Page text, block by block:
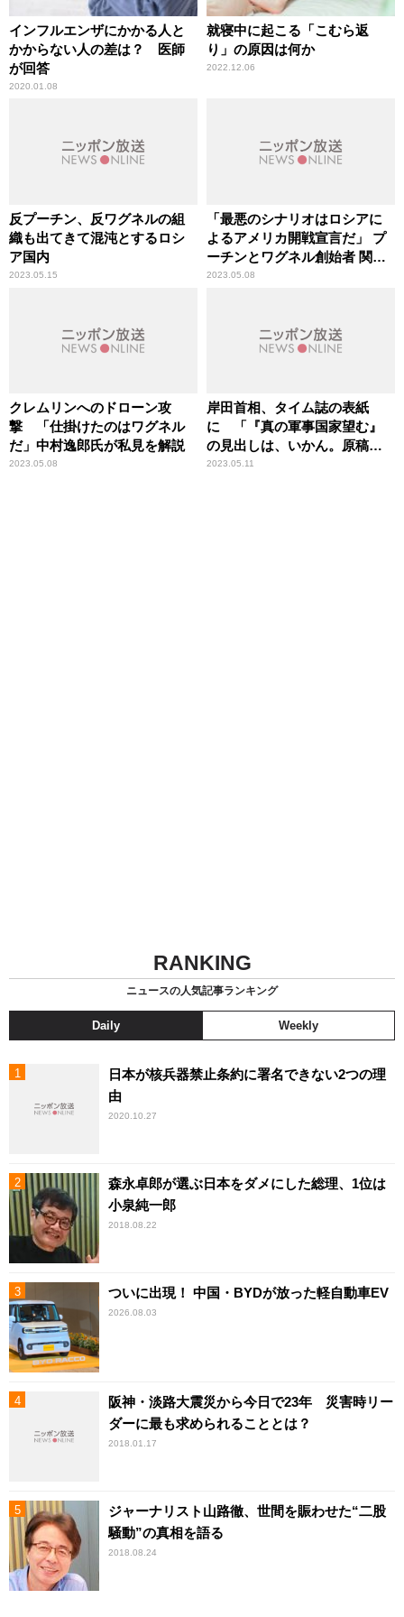
インフルエンザにかかる人と
かからない人の差は？ 医師
が回答
2020.01.08
就寝中に起こる「こむら返
り」の原因は何か
2022.12.06
反プーチン、反ワグネルの組
織も出てきて混沌とするロシ
ア国内
2023.05.15
「最悪のシナリオはロシアに
よるアメリカ開戦宣言だ」 プ
ーチンとワグネル創始者 関係
悪化の「行く末」を中村逸郎
2023.05.08
クレムリンへのドローン攻
撃 「仕掛けたのはワグネル
だ」中村逸郎氏が私見を解説
2023.05.08
岸田首相、タイム誌の表紙
に 「『真の軍事国家望む』
の見出しは、いかん。原稿チ
ェックできない覚悟あった
2023.05.11
RANKING
ニュースの人気記事ランキング
Daily Weekly
日本が核兵器禁止条約に署名できない2つの理
由
2020.10.27
森永卓郎が選ぶ日本をダメにした総理、1位は
小泉純一郎
2018.08.22
ついに出現！ 中国・BYDが放った軽自動車EV
2026.08.03
阪神・淡路大震災から今日で23年 災害時リー
ダーに最も求められることとは？
2018.01.17
ジャーナリスト山路徹、世間を賑わせた“二股
騒動”の真相を語る
2018.08.24